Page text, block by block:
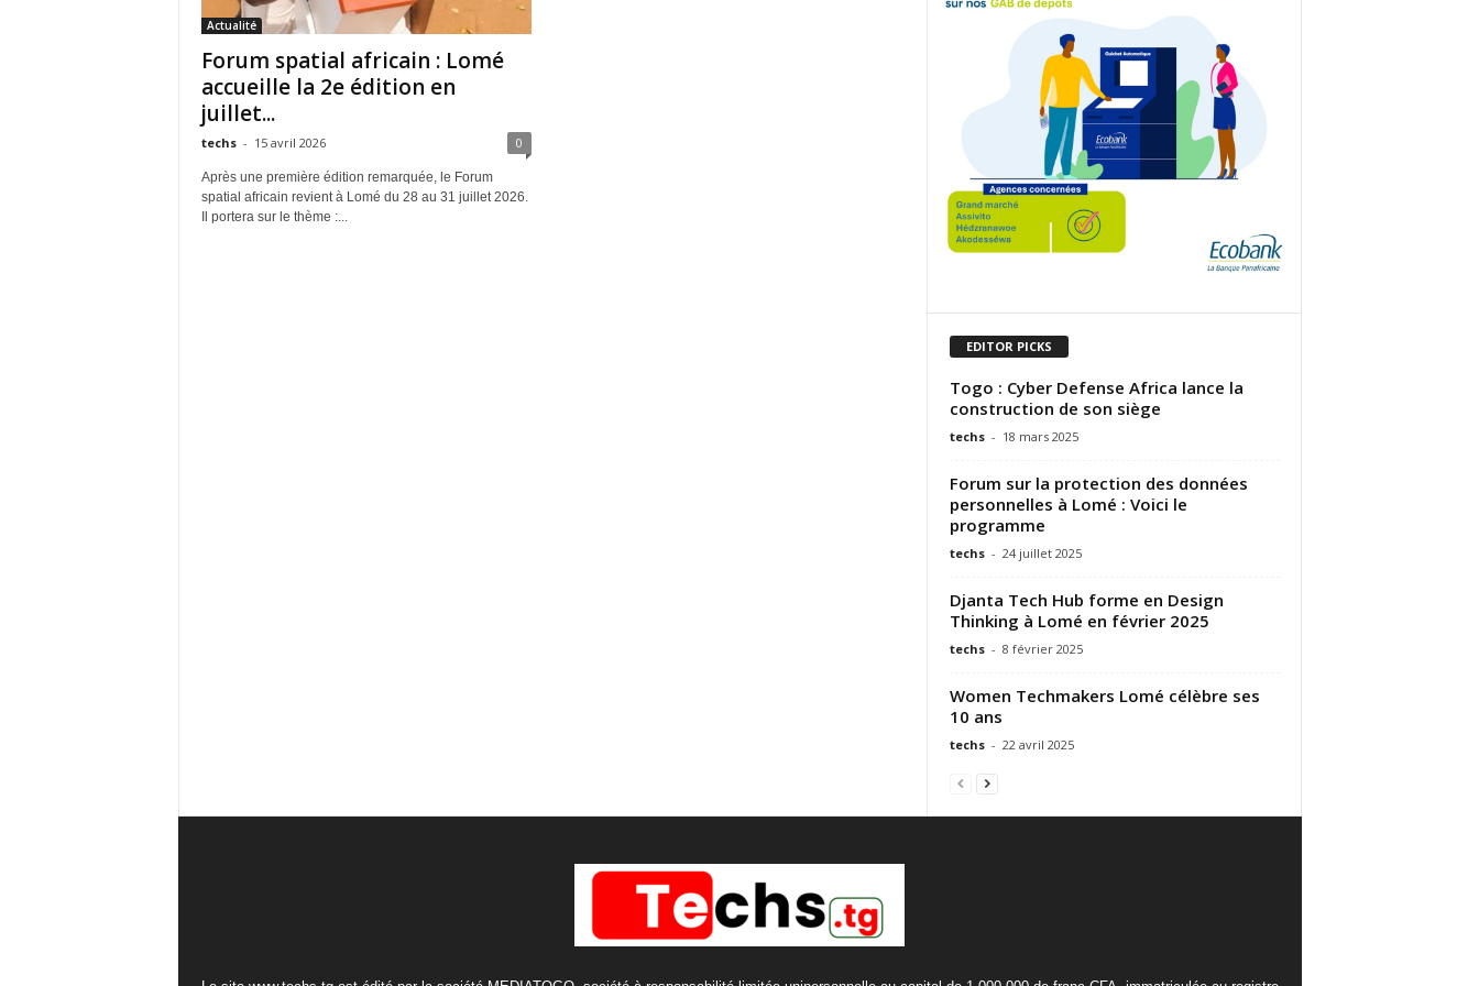
Actualité
Forum spatial africain : Lomé
accueille la 2e édition en
juillet...
techs - 15 avril 2026 0
Après une première édition remarquée, le Forum
spatial africain revient à Lomé du 28 au 31 juillet 2026.
Il portera sur le thème :...
EDITOR PICKS
Togo : Cyber Defense Africa lance la
construction de son siège
techs - 18 mars 2025
Forum sur la protection des données
personnelles à Lomé : Voici le
programme
techs - 24 juillet 2025
Djanta Tech Hub forme en Design
Thinking à Lomé en février 2025
techs - 8 février 2025
Women Techmakers Lomé célèbre ses
10 ans
techs - 22 avril 2025